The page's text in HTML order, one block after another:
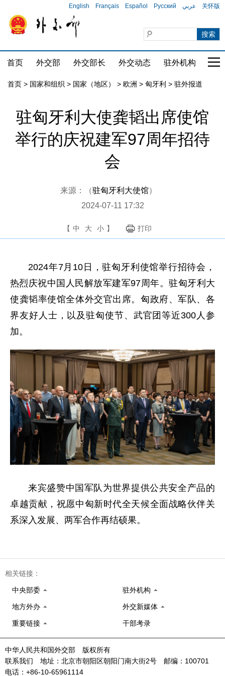
English Français Español Русский عربي 关怀版
首页 外交部 外交部长 外交动态 驻外机构 国
首页 > 国家和组织 > 国家（地区） > 欧洲 > 匈牙利 > 驻外报道
驻匈牙利大使龚韬出席使馆
举行的庆祝建军97周年招待
会
来源：（驻匈牙利大使馆）
2024-07-11 17:32
【 中 大 小 】 打印
2024年7月10日，驻匈牙利使馆举行招待会，
热烈庆祝中国人民解放军建军97周年。驻匈牙利大
使龚韬率使馆全体外交官出席。匈政府、军队、各
界友好人士，以及驻匈使节、武官团等近300人参
加。
来宾盛赞中国军队为世界提供公共安全产品的
卓越贡献，祝愿中匈新时代全天候全面战略伙伴关
系深入发展、两军合作再结硕果。
相关链接：
中央部委 驻外机构
地方外办 外交新媒体
重要链接 干部考录
中华人民共和国外交部 版权所有
联系我们 地址：北京市朝阳区朝阳门南大街2号 邮编：100701
电话：+86-10-65961114